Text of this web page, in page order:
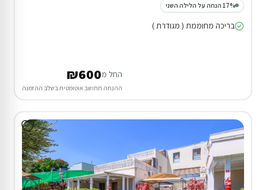
17% הנחה על הלילה השני
בריכה מחוממת ( מגודרת )
החל מ₪600
ההנחה תחושב אוטומטית בשלב ההזמנה